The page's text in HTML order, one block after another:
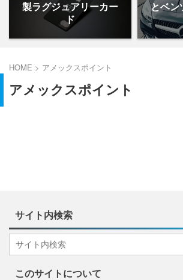
製ラグジュアリーカー
ド
とベン
HOME > アメックスポイント
アメックスポイント
サイト内検索
このサイトについて